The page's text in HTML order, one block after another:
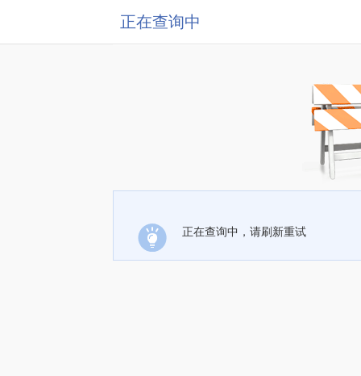
正在查询中
正在查询中，请刷新重试